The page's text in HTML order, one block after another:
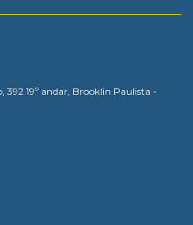
392 19º andar, Brooklin Paulista -